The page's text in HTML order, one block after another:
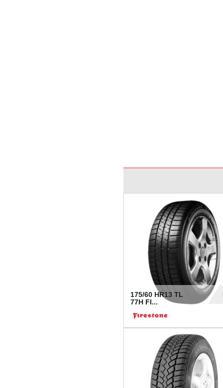
175/60 HR13 TL
77H FI...